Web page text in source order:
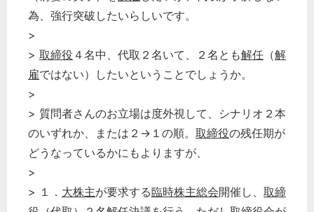
為、強行突破したいらしいです。
>
> 取締役 ４名中、代取２名いて、２名とも解任 （解
雇ではない）したいということでしょうか。
>
> 質問者さんのお立場は度外視して、シナリオ２本
のいずれか、または２→１の順。 取締役の残任期が
どうなっているかにもよりますが、
>
> １． 大株主が要求する臨時株主総会開催し、 取締